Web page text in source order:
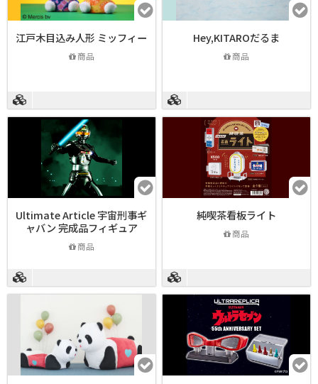
江戸木目込み人形 ミッフィー
商品
Hey,KITAROだるま
商品
Ultimate Article 宇宙刑事ギ
ャバン 完成品フィギュア
商品
純喫茶看板ライト
商品